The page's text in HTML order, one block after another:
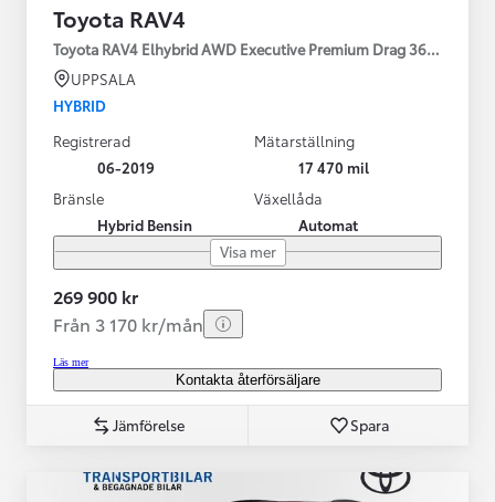
Toyota RAV4
Toyota RAV4 Elhybrid AWD Executive Premium Drag 360-kamera
UPPSALA
HYBRID
Registrerad
06-2019
Mätarställning
17 470 mil
Bränsle
Hybrid Bensin
Växellåda
Automat
Visa mer
269 900 kr
Från 3 170 kr/mån
Läs mer
Kontakta återförsäljare
Jämförelse Spara